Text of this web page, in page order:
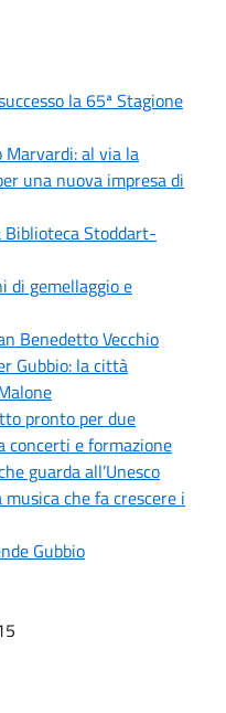
la 65ª Stagione
Marvardi: al via la
una nuova impresa di
Biblioteca Stoddart-
di gemellaggio e
Benedetto Vecchio
Gubbio: la città
pronto per due
concerti e formazione
guarda all’Unesco
che fa crescere i
Gubbio